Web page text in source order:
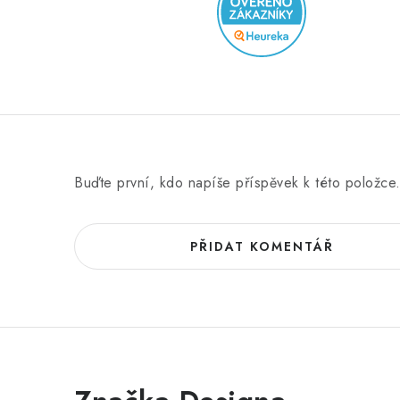
Buďte první, kdo napíše příspěvek k této položce.
PŘIDAT KOMENTÁŘ